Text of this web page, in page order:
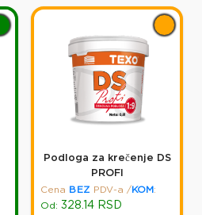
Podloga za krečenje DS
PROFI
Cena
BEZ PDV-a / KOM :
Od: 328.14 RSD